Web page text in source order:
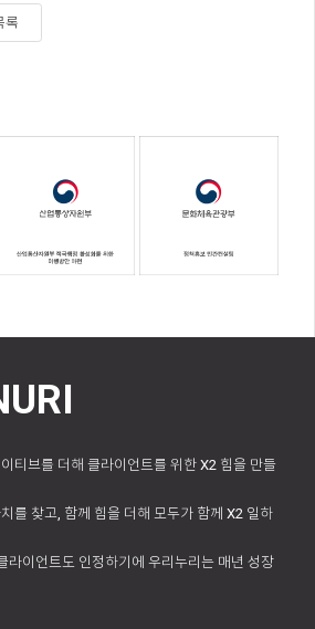
록
티브를 더해 클라이언트를 위한 X2 힘을 만들
를 찾고, 함께 힘을 더해 모두가 함께 X2 일하
라이언트도 인정하기에 우리누리는 매년 성장